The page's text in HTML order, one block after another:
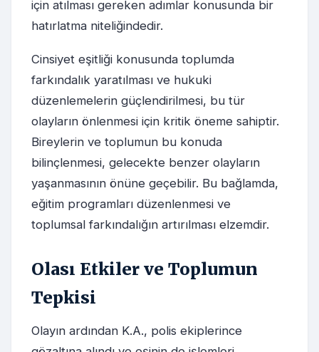
için atılması gereken adımlar konusunda bir
hatırlatma niteliğindedir.
Cinsiyet eşitliği konusunda toplumda
farkındalık yaratılması ve hukuki
düzenlemelerin güçlendirilmesi, bu tür
olayların önlenmesi için kritik öneme sahiptir.
Bireylerin ve toplumun bu konuda
bilinçlenmesi, gelecekte benzer olayların
yaşanmasının önüne geçebilir. Bu bağlamda,
eğitim programları düzenlenmesi ve
toplumsal farkındalığın artırılması elzemdir.
Olası Etkiler ve Toplumun
Tepkisi
Olayın ardından K.A., polis ekiplerince